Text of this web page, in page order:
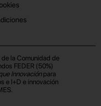
la Comunidad de
FEDER (50%)
Innovaciónpara
e I+D e innovación